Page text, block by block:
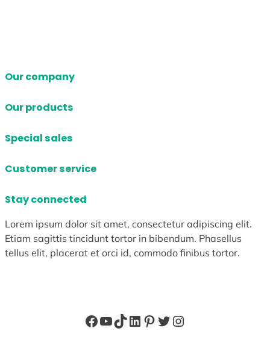
Our company
Our products
Special sales
Customer service
Stay connected
Lorem ipsum dolor sit amet, consectetur adipiscing elit.
Etiam sagittis tincidunt tortor in bibendum. Phasellus
tellus elit, placerat et orci id, commodo finibus tortor.
Facebook
YouTube
TikTok
LinkedIn
Pinterest
X Instagram